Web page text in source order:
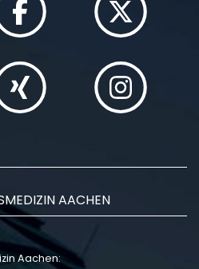
AACHEN
Aachen: